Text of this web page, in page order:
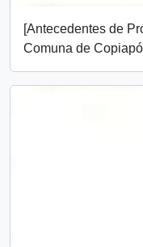
[Antecedentes de
Comuna de